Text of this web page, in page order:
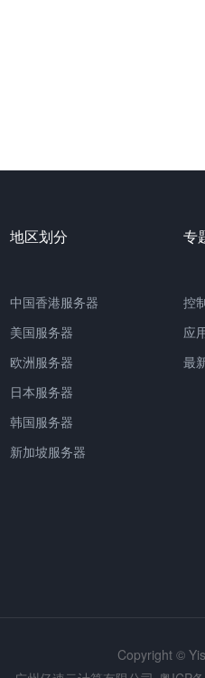
地区划分
中国香港服务器
美国服务器
欧洲服务器
日本服务器
韩国服务器
新加坡服务器
专
控
应
最
Copyright ©